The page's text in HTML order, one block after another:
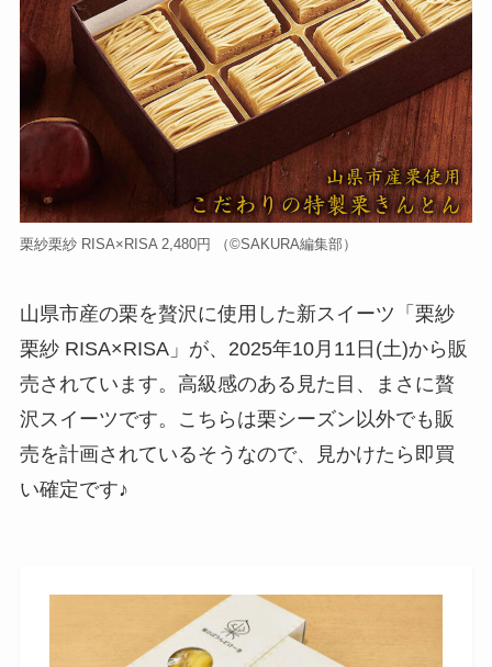
栗紗栗紗 RISA×RISA 2,480円 （©️SAKURA編集部）
山県市産の栗を贅沢に使用した新スイーツ「栗紗
栗紗 RISA×RISA」が、2025年10月11日(土)から販
売されています。高級感のある見た目、まさに贅
沢スイーツです。こちらは栗シーズン以外でも販
売を計画されているそうなので、見かけたら即買
い確定です♪